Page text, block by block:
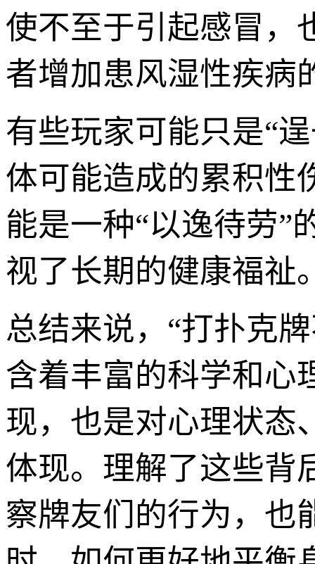
使不至于引起感冒，
者增加患风湿性疾病
有些玩家可能只是“
体可能造成的累积性
能是一种“以逸待劳”
视了长期的健康福祉
总结来说，“打扑克
含着丰富的科学和心
现，也是对心理状态
体现。理解了这些背
察牌友们的行为，也